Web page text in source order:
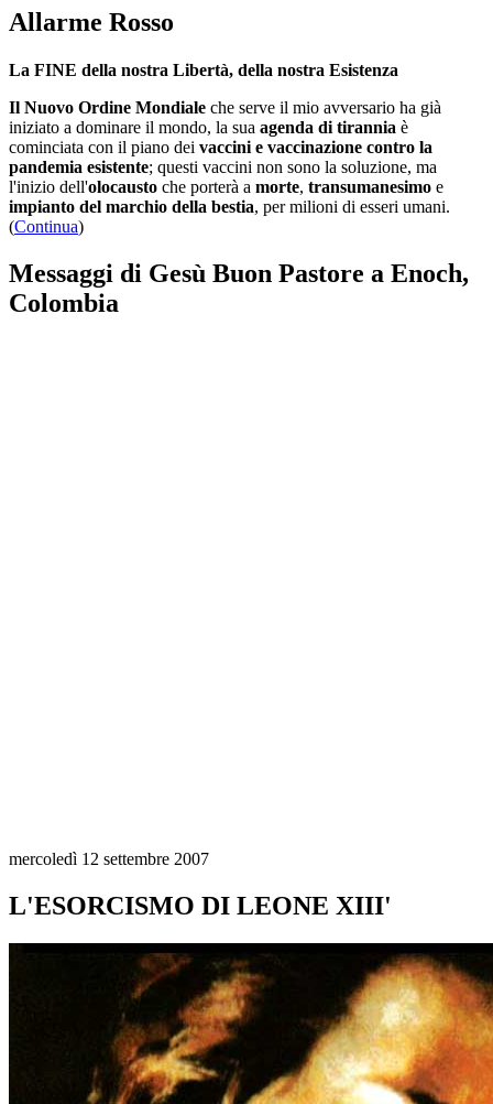
Allarme Rosso
La FINE della nostra Libertà, della nostra Esistenza
Il Nuovo Ordine Mondiale che serve il mio avversario ha già
iniziato a dominare il mondo, la sua agenda di tirannia è
cominciata con il piano dei vaccini e vaccinazione contro la
pandemia esistente; questi vaccini non sono la soluzione, ma
l'inizio dell'olocausto che porterà a morte, transumanesimo e
impianto del marchio della bestia, per milioni di esseri umani.
(Continua)
Messaggi di Gesù Buon Pastore a Enoch,
Colombia
mercoledì 12 settembre 2007
L'ESORCISMO DI LEONE XIII'